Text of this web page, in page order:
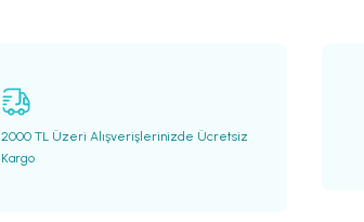
2000 TL Üzeri Alışverişlerinizde Ücretsiz
Kargo